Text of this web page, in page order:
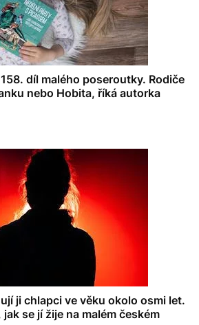
díl malého poseroutky. Rodiče
nebo Hobita, říká autorka
ji chlapci ve věku okolo osmi let.
se jí žije na malém českém